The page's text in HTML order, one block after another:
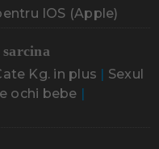
IOS (Apple)
Kg. in plus
Sexul
ochi bebe